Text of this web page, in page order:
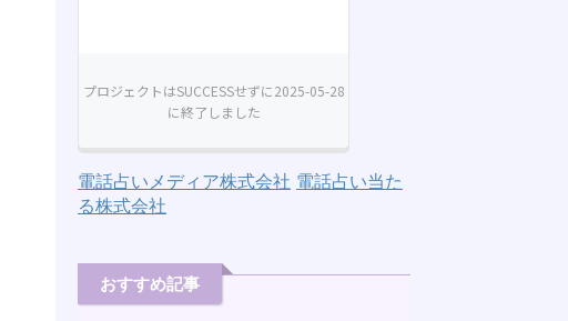
電話占いメディア株式会社 電話占い当た
る株式会社
おすすめ記事